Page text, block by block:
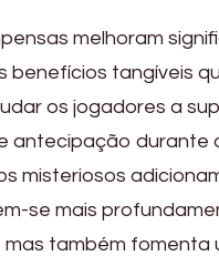
melhoram
benefícios tangíveis
os jogadores a
antecipação durante
misteriosos
se mais
mas também